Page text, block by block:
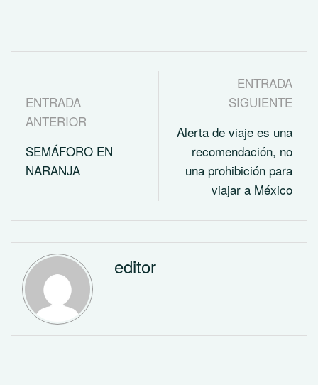
ENTRADA
ANTERIOR
SEMÁFORO EN
NARANJA
ENTRADA
SIGUIENTE
Alerta de viaje es una
recomendación, no
una prohibición para
viajar a México
editor